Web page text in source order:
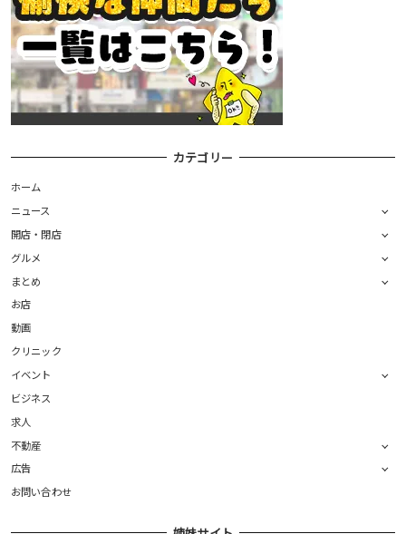
カテゴリー
ホーム
ニュース
開店・閉店
グルメ
まとめ
お店
動画
クリニック
イベント
ビジネス
求人
不動産
広告
お問い合わせ